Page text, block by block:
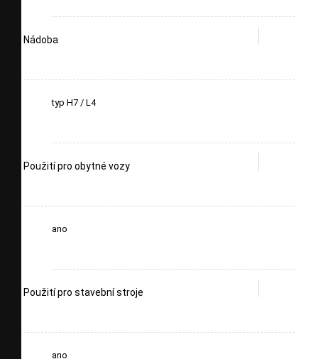
Nádoba
typ H7 / L4
Použití pro obytné vozy
ano
Použití pro stavební stroje
ano